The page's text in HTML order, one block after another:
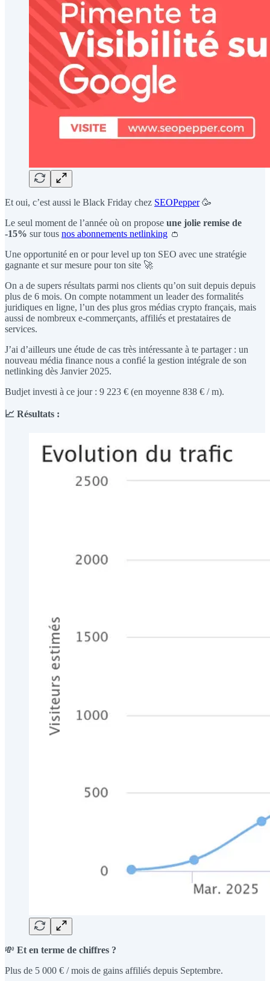
Et oui, c’est aussi le Black Friday chez SEOPepper🥳
Le seul moment de l’année où on propose une jolie remise de
-15% sur tous nos abonnements netlinking 👛
Une opportunité en or pour level up ton SEO avec une stratégie
gagnante et sur mesure pour ton site 🚀
On a de supers résultats parmi nos clients qu’on suit depuis depuis
plus de 6 mois. On compte notamment un leader des formalités
juridiques en ligne, l’un des plus gros médias crypto français, mais
aussi de nombreux e-commerçants, affiliés et prestataires de
services.
J’ai d’ailleurs une étude de cas très intéressante à te partager : un
nouveau média finance nous a confié la gestion intégrale de son
netlinking dès Janvier 2025.
Budjet investi à ce jour : 9 223 € (en moyenne 838 € / m).
📈 Résultats :
💸 Et en terme de chiffres ?
Plus de 5 000 € / mois de gains affiliés depuis Septembre.